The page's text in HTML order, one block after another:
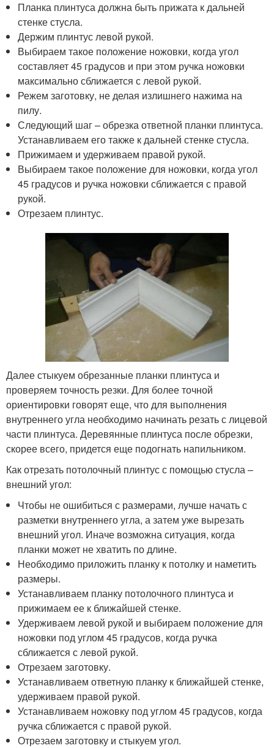
Планка плинтуса должна быть прижата к дальней
стенке стусла.
Держим плинтус левой рукой.
Выбираем такое положение ножовки, когда угол
составляет 45 градусов и при этом ручка ножовки
максимально сближается с левой рукой.
Режем заготовку, не делая излишнего нажима на
пилу.
Следующий шаг – обрезка ответной планки плинтуса.
Устанавливаем его также к дальней стенке стусла.
Прижимаем и удерживаем правой рукой.
Выбираем такое положение для ножовки, когда угол
45 градусов и ручка ножовки сближается с правой
рукой.
Отрезаем плинтус.
Далее стыкуем обрезанные планки плинтуса и
проверяем точность резки. Для более точной
ориентировки говорят еще, что для выполнения
внутреннего угла необходимо начинать резать с лицевой
части плинтуса. Деревянные плинтуса после обрезки,
скорее всего, придется еще подогнать напильником.
Как отрезать потолочный плинтус с помощью стусла –
внешний угол:
Чтобы не ошибиться с размерами, лучше начать с
разметки внутреннего угла, а затем уже вырезать
внешний угол. Иначе возможна ситуация, когда
планки может не хватить по длине.
Необходимо приложить планку к потолку и наметить
размеры.
Устанавливаем планку потолочного плинтуса и
прижимаем ее к ближайшей стенке.
Удерживаем левой рукой и выбираем положение для
ножовки под углом 45 градусов, когда ручка
сближается с левой рукой.
Отрезаем заготовку.
Устанавливаем ответную планку к ближайшей стенке,
удерживаем правой рукой.
Устанавливаем ножовку под углом 45 градусов, когда
ручка сближается с правой рукой.
Отрезаем заготовку и стыкуем угол.